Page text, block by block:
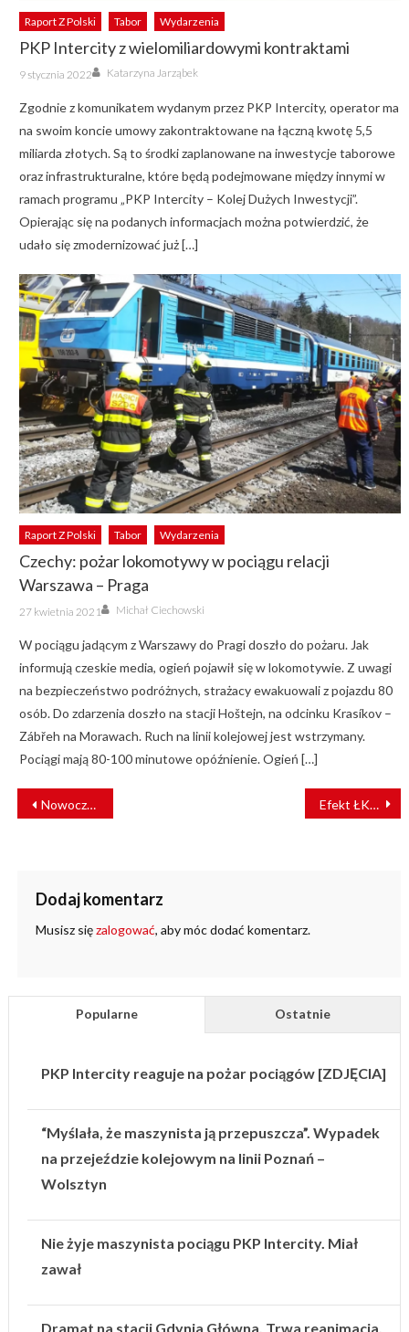
Raport Z Polski Tabor Wydarzenia
PKP Intercity z wielomiliardowymi kontraktami
Posted
on
9 stycznia 2022 Author
Katarzyna Jarząbek
Zgodnie z komunikatem wydanym przez PKP Intercity, operator ma
na swoim koncie umowy zakontraktowane na łączną kwotę 5,5
miliarda złotych. Są to środki zaplanowane na inwestycje taborowe
oraz infrastrukturalne, które będą podejmowane między innymi w
ramach programu „PKP Intercity – Kolej Dużych Inwestycji”.
Opierając się na podanych informacjach można potwierdzić, że
udało się zmodernizować już […]
Raport Z Polski Tabor Wydarzenia
Czechy: pożar lokomotywy w pociągu relacji
Warszawa – Praga
Posted
on
27 kwietnia 2021 Author
Michał Ciechowski
W pociągu jadącym z Warszawy do Pragi doszło do pożaru. Jak
informują czeskie media, ogień pojawił się w lokomotywie. Z uwagi
na bezpieczeństwo podróżnych, strażacy ewakuowali z pojazdu 80
osób. Do zdarzenia doszło na stacji Hoštejn, na odcinku Krasíkov –
Zábřeh na Morawach. Ruch na linii kolejowej jest wstrzymany.
Pociągi mają 80-100 minutowe opóźnienie. Ogień […]
NAWIGACJA
WPISU
Nowoczesna kolej w centrum uwagi – branża spotka się w Juracie Efekt ŁKA: Jak regionalna kolej zmieniła Łódzkie
Dodaj komentarz
Musisz sięzalogować, aby móc dodać komentarz.
Popularne Ostatnie
PKP Intercity reaguje na pożar pociągów [ZDJĘCIA]
“Myślała, że maszynista ją przepuszcza”. Wypadek
na przejeździe kolejowym na linii Poznań –
Wolsztyn
Nie żyje maszynista pociągu PKP Intercity. Miał
zawał
Dramat na stacji Gdynia Główna. Trwa reanimacja.